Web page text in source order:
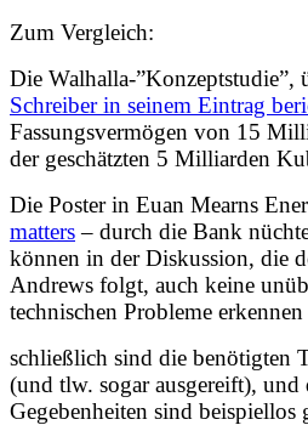
Zum Vergleich:
Die Walhalla-”Konzeptstudie”,
Schreiber in seinem Eintrag
Fassungsvermögen von 15
der geschätzten 5 Milliarden
Die Poster in Euan Mearns
matters– durch die Bank
können in der Diskussion, die
Andrews folgt, auch keine
technischen Probleme
schließlich sind die benötigten
(und tlw. sogar ausgereift), und
Gegebenheiten sind beispiellos